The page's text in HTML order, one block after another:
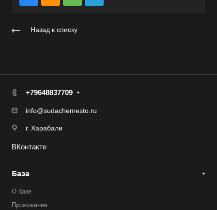
Назад к списку
+79648837709
info@sudachemesto.ru
г. Харабали
ВКонтакте
База
О базе
Проживание